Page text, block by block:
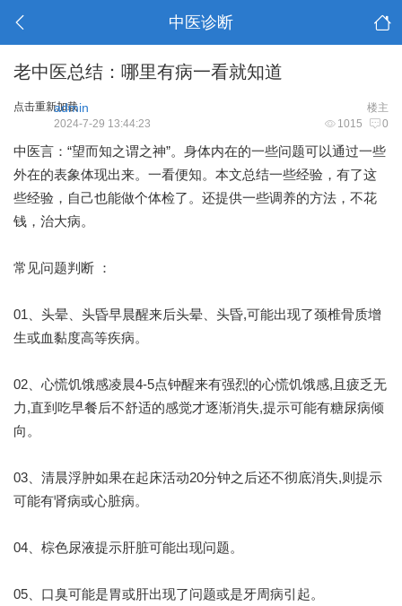
中医诊断
老中医总结：哪里有病一看就知道
点击重新加载 楼主
admin
1015 0
2024-7-29 13:44:23
中医言：“望而知之谓之神”。身体内在的一些问题可以通过一些
外在的表象体现出来。一看便知。本文总结一些经验，有了这
些经验，自己也能做个体检了。还提供一些调养的方法，不花
钱，治大病。
常见问题判断 ：
01、头晕、头昏早晨醒来后头晕、头昏,可能出现了颈椎骨质增
生或血黏度高等疾病。
02、心慌饥饿感凌晨4-5点钟醒来有强烈的心慌饥饿感,且疲乏无
力,直到吃早餐后不舒适的感觉才逐渐消失,提示可能有糖尿病倾
向。
03、清晨浮肿如果在起床活动20分钟之后还不彻底消失,则提示
可能有肾病或心脏病。
04、棕色尿液提示肝脏可能出现问题。
05、口臭可能是胃或肝出现了问题或是牙周病引起。